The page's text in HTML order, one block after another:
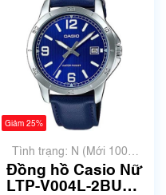
Giảm 25%
Tình trạng: N (Mới 100%
chưa qua sử dụng)
Đồng hồ Casio Nữ
LTP-V004L-2BUDF